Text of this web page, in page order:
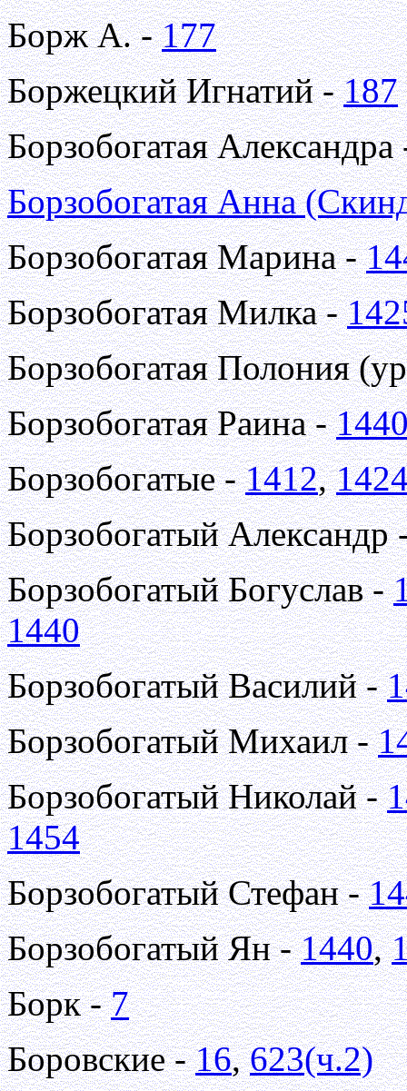
Борж А. -177
Боржецкий Игнатий -187
Борзобогатая
Борзобогатая Анна
Борзобогатая Марина -
Борзобогатая Милка -
Борзобогатая Полония
Борзобогатая Раина -
Борзобогатые -1412,
Борзобогатый Александр
Борзобогатый Богуслав -
1440
Борзобогатый Василий -
Борзобогатый Михаил -
Борзобогатый Николай -
1454
Борзобогатый Стефан -
Борзобогатый Ян -1440,
Борк -7
Боровские -16,623(ч.2)